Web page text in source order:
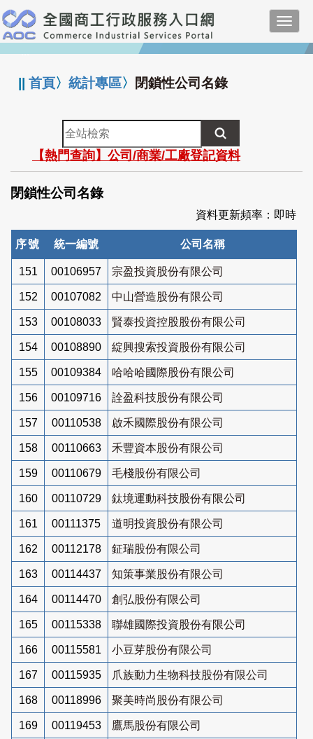
跳
到
主
要
:::
||首頁〉統計專區〉 閉鎖性公司名錄
全
站
檢
索
【熱門查詢】公司/商業/工廠登記資料
閉鎖性公司名錄
資料更新頻率：即時
序號 統一編號 公司名稱
151 00106957 宗盈投資股份有限公司
152 00107082 中山營造股份有限公司
153 00108033 賢泰投資控股股份有限公司
154 00108890 綻興搜索投資股份有限公司
155 00109384 哈哈哈國際股份有限公司
156 00109716 詮盈科技股份有限公司
157 00110538 啟禾國際股份有限公司
158 00110663 禾豐資本股份有限公司
159 00110679 毛棧股份有限公司
160 00110729 鈦境運動科技股份有限公司
161 00111375 道明投資股份有限公司
162 00112178 鉦瑞股份有限公司
163 00114437 知策事業股份有限公司
164 00114470 創弘股份有限公司
165 00115338 聯雄國際投資股份有限公司
166 00115581 小豆芽股份有限公司
167 00115935 爪族動力生物科技股份有限公司
168 00118996 聚美時尚股份有限公司
169 00119453 鷹馬股份有限公司